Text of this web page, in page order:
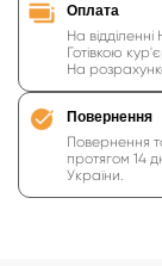
Оплата
На
Готівкою
На
Повернення
Повернення
протягом 14
України.